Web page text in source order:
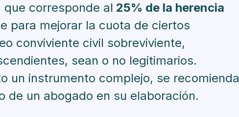
que corresponde al 25% de la herencia
para mejorar la cuota de ciertos
conviviente civil sobreviviente,
sean o no legitimarios.
un instrumento complejo, se recomienda
de un abogado en su elaboración.